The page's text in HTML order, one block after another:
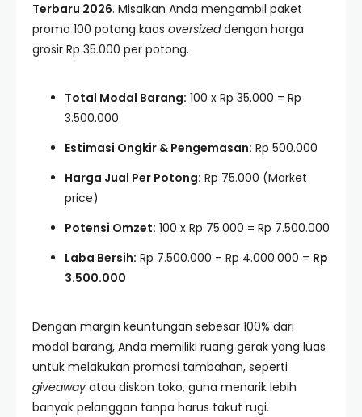
Terbaru 2026. Misalkan Anda mengambil paket
promo 100 potong kaos oversizeddengan harga
grosir Rp 35.000 per potong.
Total Modal Barang: 100 x Rp 35.000 = Rp
3.500.000
Estimasi Ongkir & Pengemasan: Rp 500.000
Harga Jual Per Potong: Rp 75.000 (Market
price)
Potensi Omzet: 100 x Rp 75.000 = Rp 7.500.000
Laba Bersih: Rp 7.500.000 – Rp 4.000.000 = Rp
3.500.000
Dengan margin keuntungan sebesar 100% dari
modal barang, Anda memiliki ruang gerak yang luas
untuk melakukan promosi tambahan, seperti
giveaway atau diskon toko, guna menarik lebih
banyak pelanggan tanpa harus takut rugi.